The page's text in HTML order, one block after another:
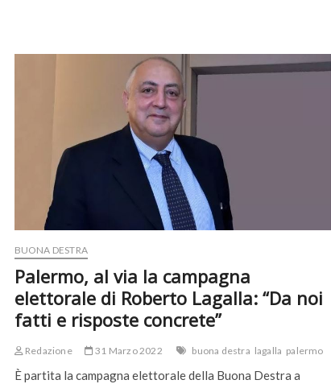
BUONA DESTRA
Palermo, al via la campagna
elettorale di Roberto Lagalla: “Da noi
fatti e risposte concrete”
Redazione 31 Marzo 2022 buona destra lagalla palermo
È partita la campagna elettorale della Buona Destra a